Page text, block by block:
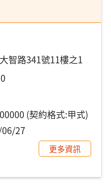
智路341號11樓之1
(契約格式:甲式)
27
更多資訊